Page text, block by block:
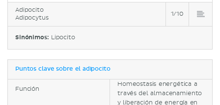
Adipocito
Adipocytus
1/10
Sinónimos: Lipocito
Puntos clave sobre el adipocito
Función
Homeostasis energética a
través del almacenamiento
y liberación de energía en